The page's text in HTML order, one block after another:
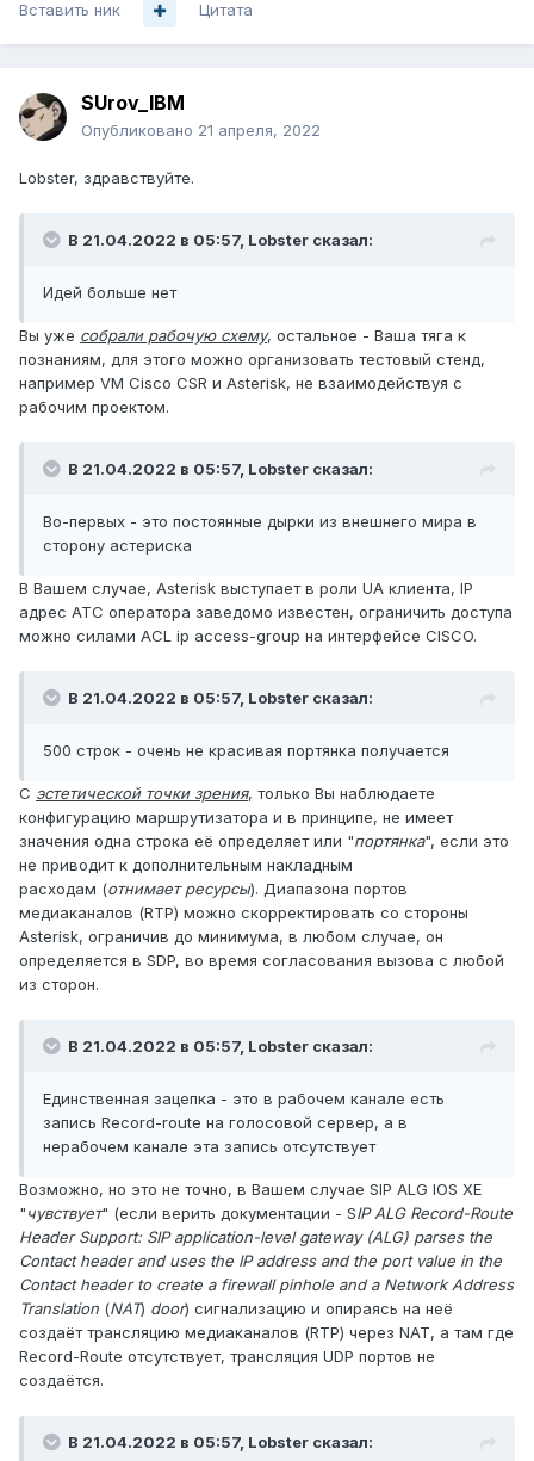
Вставить ник Цитата
SUrov_IBM
Опубликовано 21 апреля, 2022
Lobster, здравствуйте.
В 21.04.2022 в 05:57, Lobster сказал:
Идей больше нет
Вы уже собрали рабочую схему, остальное - Ваша тяга к
познаниям, для этого можно организовать тестовый стенд,
например VM Cisco CSR и Asterisk, не взаимодействуя с
рабочим проектом.
В 21.04.2022 в 05:57, Lobster сказал:
Во-первых - это постоянные дырки из внешнего мира в
сторону астериска
В Вашем случае, Asterisk выступает в роли UA клиента, IP
адрес АТС оператора заведомо известен, ограничить доступа
можно силами ACL ip access-group на интерфейсе CISCO.
В 21.04.2022 в 05:57, Lobster сказал:
500 строк - очень не красивая портянка получается
С эстетической точки зрения, только Вы наблюдаете
конфигурацию маршрутизатора и в принципе, не имеет
значения одна строка её определяет или "портянка", если это
не приводит к дополнительным накладным
расходам (отнимает ресурсы). Диапазона портов
медиаканалов (RTP) можно скорректировать со стороны
Asterisk, ограничив до минимума, в любом случае, он
определяется в SDP, во время согласования вызова с любой
из сторон.
В 21.04.2022 в 05:57, Lobster сказал:
Единственная зацепка - это в рабочем канале есть
запись Record-route на голосовой сервер, а в
нерабочем канале эта запись отсутствует
Возможно, но это не точно, в Вашем случае SIP ALG IOS XE
"чувствует" (если верить документации - SIP ALG Record-Route
Header Support: SIP application-level gateway (ALG) parses the
Contact header and uses the IP address and the port value in the
Contact header to create a firewall pinhole and a Network Address
Translation (NAT) door) сигнализацию и опираясь на неё
создаёт трансляцию медиаканалов (RTP) через NAT, а там где
Record-Route отсутствует, трансляция UDP портов не
создаётся.
В 21.04.2022 в 05:57, Lobster сказал: